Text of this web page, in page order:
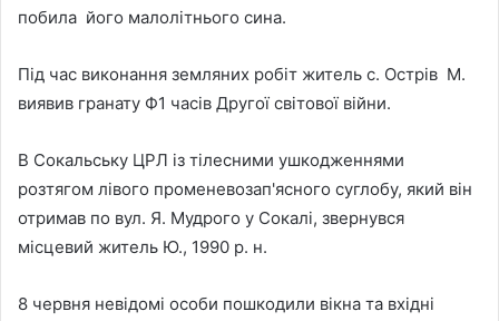
побила його малолітнього сина.
Під час виконання земляних робіт житель с. Острів М.
виявив гранату Ф1 часів Другої світової війни.
В Сокальську ЦРЛ із тілесними ушкодженнями
розтягом лівого променевозап'ясного суглобу, який він
отримав по вул. Я. Мудрого у Сокалі, звернувся
місцевий житель Ю., 1990 р. н.
8 червня невідомі особи пошкодили вікна та вхідні